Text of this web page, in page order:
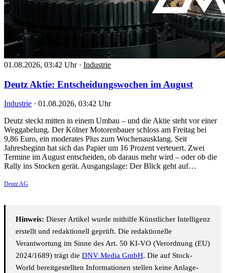
01.08.2026, 03:42 Uhr · Industrie
Deutz Aktie: Entscheidungswochen im August
Industrie · 01.08.2026, 03:42 Uhr
Deutz steckt mitten in einem Umbau – und die Aktie steht vor einer
Weggabelung. Der Kölner Motorenbauer schloss am Freitag bei
9,86 Euro, ein moderates Plus zum Wochenausklang. Seit
Jahresbeginn hat sich das Papier um 16 Prozent verteuert. Zwei
Termine im August entscheiden, ob daraus mehr wird – oder ob die
Rally ins Stocken gerät. Ausgangslage: Der Blick geht auf…
Deutz AG
Hinweis: Dieser Artikel wurde mithilfe Künstlicher Intelligenz
erstellt und redaktionell geprüft. Die redaktionelle
Verantwortung im Sinne des Art. 50 KI-VO (Verordnung (EU)
2024/1689) trägt die DNV Media GmbH. Die auf Stock-
World bereitgestellten Informationen stellen keine Anlage-